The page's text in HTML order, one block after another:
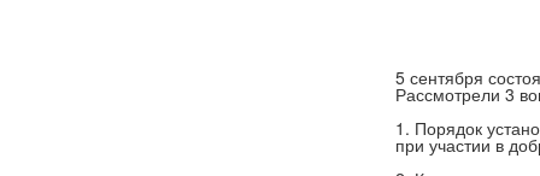
5 сентября
Рассмотрели 3
1. Порядок
при участии в